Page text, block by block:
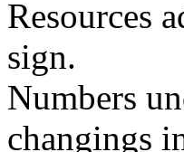
Resources
sign.
Numbers
changings